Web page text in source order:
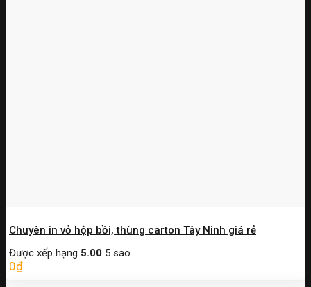
Chuyên in vỏ hộp bồi, thùng carton Tây Ninh giá rẻ
Được xếp hạng 5.00 5 sao
0₫